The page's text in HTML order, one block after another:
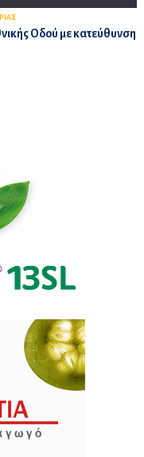
Οδού με κατεύθυνση